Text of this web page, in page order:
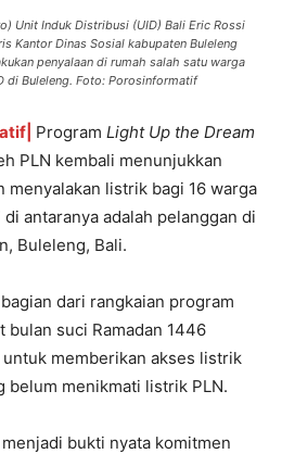
Unit Induk Distribusi (UID) Bali Eric Rossi
Kantor Dinas Sosial kabupaten Buleleng
penyalaan di rumah salah satu warga
di Buleleng. Foto: Porosinformatif
Program Light Up the Dream
PLN kembali menunjukkan
menyalakan listrik bagi 16 warga
antaranya adalah pelanggan di
Buleleng, Bali.
dari rangkaian program
bulan suci Ramadan 1446
memberikan akses listrik
belum menikmati listrik PLN.
bukti nyata komitmen